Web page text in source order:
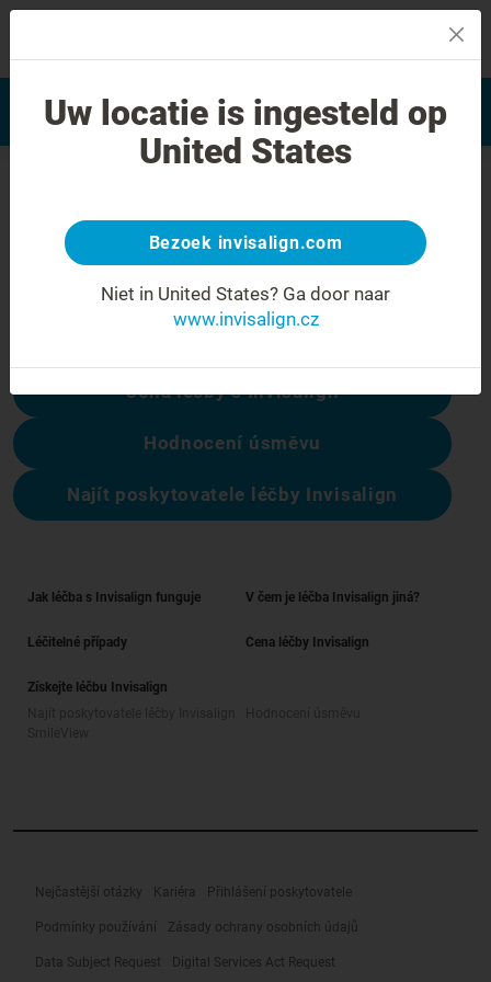
Hodnocení úsměvu
Najít poskytovatele léčby
Invisalign
Chyba 404
Přestaňte se mračit
Tato stránka není k dispozici, ale ostatní
Cena léčby s Invisalign
Hodnocení úsměvu
Najít poskytovatele léčby Invisalign
Jak léčba s Invisalign funguje V čem je léčba Invisalign jiná?
Léčitelné případy Cena léčby Invisalign
Získejte léčbu Invisalign
Nejčastější otázky Kariéra Přihlášení poskytovatele
Podmínky používání Zásady ochrany osobních údajů
Data Subject Request Digital Services Act Request
Uw locatie is ingesteld op
United States
Bezoek invisalign.com
Niet in United States? Ga door naar
www.invisalign.cz